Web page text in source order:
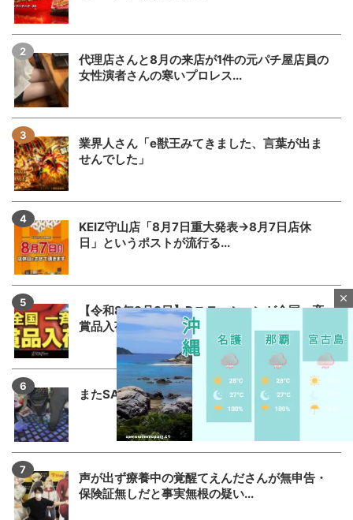
代理店さんと8月の来店が1件の元パチ屋店員の
女性演者さんの寒いプロレス...
業界人さん「e獣王みてきました、言葉が出ま
せんでした」
KEIZ守山店「8月7日重大発表→8月7日店休
日」というポストが流行る...
【令和8年8月8日】Dステーションが全国一斉
賞品入荷をする模様！全国的...
またSAO2のガラスが割られる
声が出ず療養中の覚醒てえんださんが無申告・
保険証無しだと事実無根の疑い...
close
M